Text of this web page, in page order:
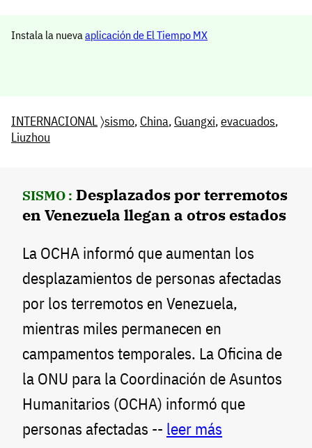
Instala la nueva aplicación de El Tiempo MX
INTERNACIONAL〉sismo, China, Guangxi,evacuados,
Liuzhou
SISMO : Desplazados por terremotos
en Venezuela llegan a otros estados
La OCHA informó que aumentan los
desplazamientos de personas afectadas
por los terremotos en Venezuela,
mientras miles permanecen en
campamentos temporales. La Oficina de
la ONU para la Coordinación de Asuntos
Humanitarios (OCHA) informó que
personas afectadas -- leer más